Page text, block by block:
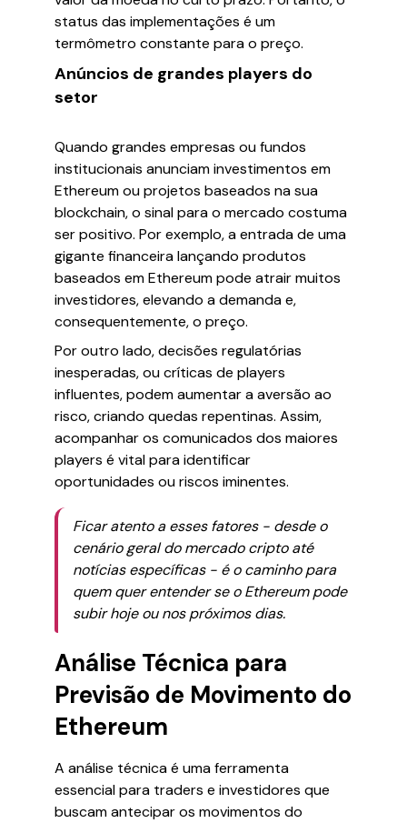
status das implementações é um
termômetro constante para o preço.
Anúncios de grandes players do
setor
Quando grandes empresas ou fundos
institucionais anunciam investimentos em
Ethereum ou projetos baseados na sua
blockchain, o sinal para o mercado costuma
ser positivo. Por exemplo, a entrada de uma
gigante financeira lançando produtos
baseados em Ethereum pode atrair muitos
investidores, elevando a demanda e,
consequentemente, o preço.
Por outro lado, decisões regulatórias
inesperadas, ou críticas de players
influentes, podem aumentar a aversão ao
risco, criando quedas repentinas. Assim,
acompanhar os comunicados dos maiores
players é vital para identificar
oportunidades ou riscos iminentes.
Ficar atento a esses fatores - desde o
cenário geral do mercado cripto até
notícias específicas - é o caminho para
quem quer entender se o Ethereum pode
subir hoje ou nos próximos dias.
Análise Técnica para
Previsão de Movimento do
Ethereum
A análise técnica é uma ferramenta
essencial para traders e investidores que
buscam antecipar os movimentos do